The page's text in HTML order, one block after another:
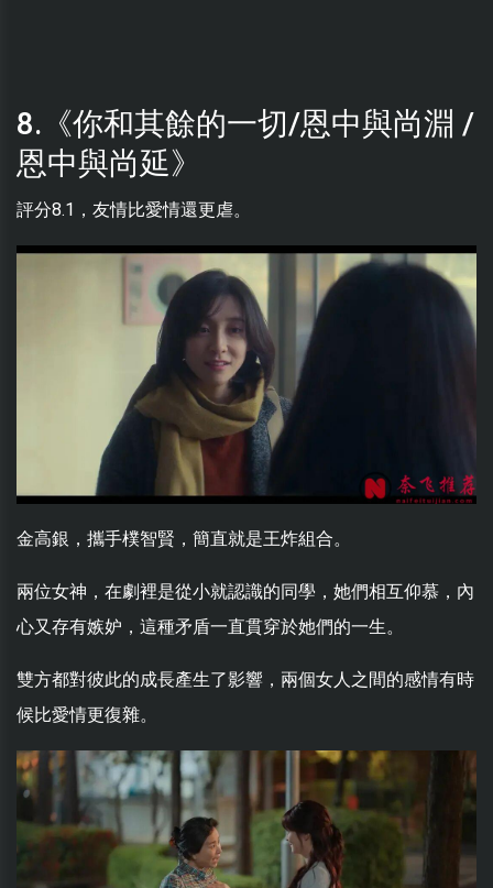
8.《你和其餘的一切/恩中與尚淵 /
恩中與尚延》
評分8.1，友情比愛情還更虐。
金高銀，攜手樸智賢，簡直就是王炸組合。
兩位女神，在劇裡是從小就認識的同學，她們相互仰慕，內
心又存有嫉妒，這種矛盾一直貫穿於她們的一生。
雙方都對彼此的成長產生了影響，兩個女人之間的感情有時
候比愛情更復雜。